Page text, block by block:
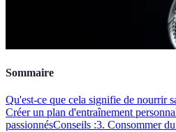
Sommaire
Qu'est-ce que cela signifie de nourrir
Créer un plan d'entraînement
passionnésConseils :3. Consommer